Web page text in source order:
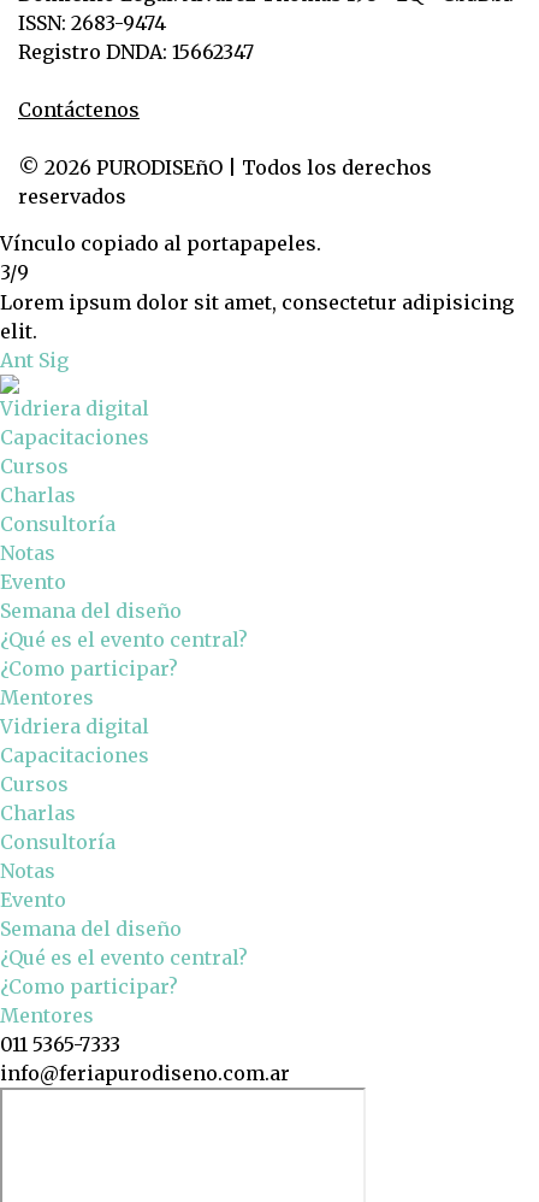
ISSN: 2683-9474
Registro DNDA: 15662347
Contáctenos
© 2026 PURODISEñO | Todos los derechos
reservados
Vínculo copiado al portapapeles.
3/9
Lorem ipsum dolor sit amet, consectetur adipisicing
elit.
Ant Sig
Vidriera digital
Capacitaciones
Cursos
Charlas
Consultoría
Notas
Evento
Semana del diseño
¿Qué es el evento central?
¿Como participar?
Mentores
Vidriera digital
Capacitaciones
Cursos
Charlas
Consultoría
Notas
Evento
Semana del diseño
¿Qué es el evento central?
¿Como participar?
Mentores
011 5365-7333
info@feriapurodiseno.com.ar